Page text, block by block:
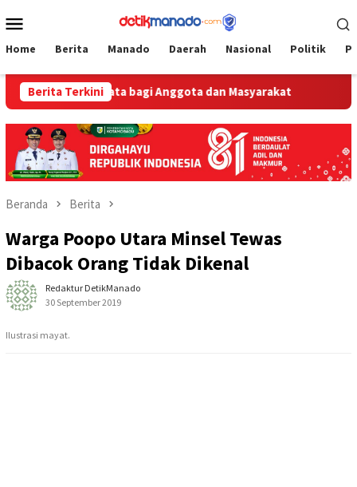
ke
Mobile
Home Berita Manado Daerah Nasional Politik
Berita Terkini
Nyata bagi Anggota dan Masyarakat Dikeluhkan
Beranda Berita
Warga Poopo Utara Minsel Tewas
Dibacok Orang Tidak Dikenal
Redaktur DetikManado
30 September 2019
Ilustrasi mayat.